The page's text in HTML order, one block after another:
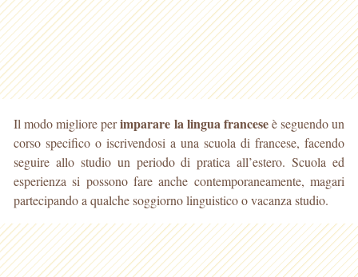
Il modo migliore perimparare la lingua franceseè seguendo un
corso specifico o iscrivendosi a una scuola di francese, facendo
seguire allo studio un periodo di pratica all’estero. Scuola ed
esperienza si possono fare anche contemporaneamente, magari
partecipando a qualche soggiorno linguistico o vacanza studio.